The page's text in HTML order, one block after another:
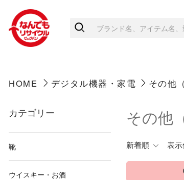
HOME デジタル機器・家電 その他
カテゴリー
靴
ウイスキー・お酒
その他
新着順 表